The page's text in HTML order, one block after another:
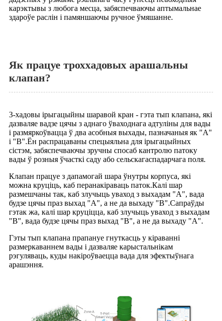
карэктывы з любога месца, забяспечваючы аптымальнае
здароўе раслін і памяншаючы ручное ўмяшанне.
Як працуе троххадовых арашальны
клапан?
3-хадовы ірыгацыйны шаравой кран - гэта тып клапана, які
дазваляе вадзе цячы з аднаго ўваходнага адтуліны для вады
і размяркоўвацца ў два асобныя выхады, пазначаныя як "A"
і "B".Ён распрацаваны спецыяльна для ірыгацыйных
сістэм, забяспечваючы зручны спосаб кантролю патоку
вады ў розныя ўчасткі саду або сельскагаспадарчага поля.
Клапан працуе з дапамогай шара ўнутры корпуса, які
можна круціць, каб перанакіраваць паток.Калі шар
размешчаны так, каб злучыць уваход з выхадам "A", вада
будзе цячы праз выхад "A", а не да выхаду "B".Сапраўды
гэтак жа, калі шар круціцца, каб злучыць уваход з выхадам
"B", вада будзе цячы праз выхад "B", а не да выхаду "A".
Гэты тып клапана прапануе гнуткасць у кіраванні
размеркаваннем вады і дазваляе карыстальнікам
рэгуляваць, куды накіроўваецца вада для эфектыўнага
арашэння.